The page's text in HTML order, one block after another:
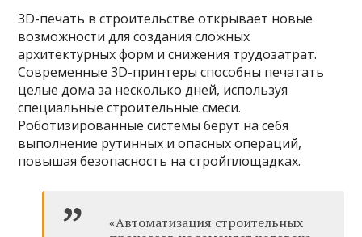
3D-печать в строительстве открывает новые
возможности для создания сложных
архитектурных форм и снижения трудозатрат.
Современные 3D-принтеры способны печатать
целые дома за несколько дней, используя
специальные строительные смеси.
Роботизированные системы берут на себя
выполнение рутинных и опасных операций,
повышая безопасность на стройплощадках.
«Автоматизация строительных